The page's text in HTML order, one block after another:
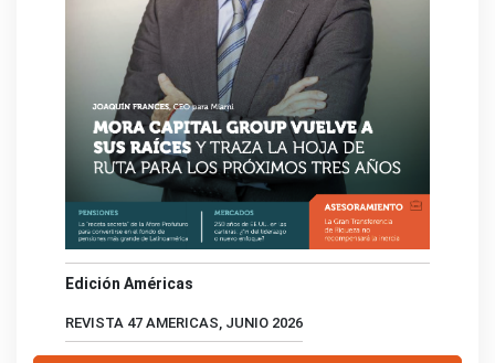
Edición Américas
REVISTA 47 AMERICAS, JUNIO 2026